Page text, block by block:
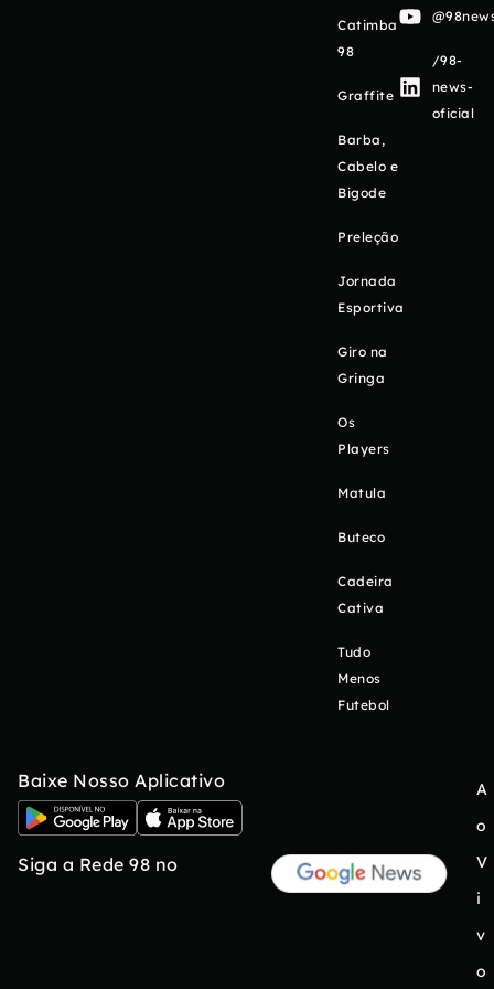
Catimba
98
Graffite
Barba,
Cabelo e
Bigode
Preleção
Jornada
Esportiva
Giro na
Gringa
Os
Players
Matula
Buteco
Cadeira
Cativa
Tudo
Menos
Futebol
/98-
news-
oficial
Baixe Nosso Aplicativo
Siga a Rede 98 no
A
o
V
i
v
o